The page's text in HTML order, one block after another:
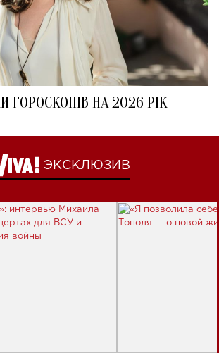
ГОРОСКОПІВ НА 2026 РІК
ЭКСКЛЮЗИВ